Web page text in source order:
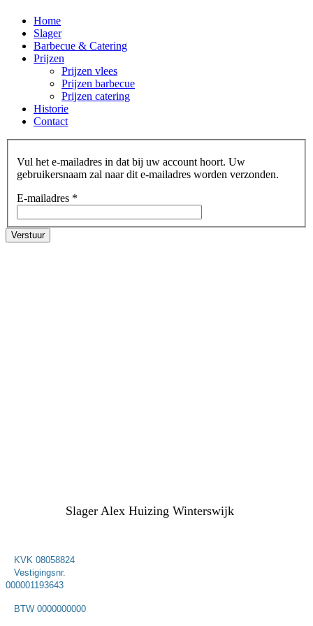
Home
Slager
Barbecue & Catering
Prijzen
Prijzen vlees
Prijzen barbecue
Prijzen catering
Historie
Contact
Vul het e-mailadres in dat bij uw account hoort. Uw
gebruikersnaam zal naar dit e-mailadres worden verzonden.
E-mailadres *
Verstuur
Slager Alex Huizing Winterswijk
KVK 08058824
Vestigingsnr.
000001193643
BTW 0000000000